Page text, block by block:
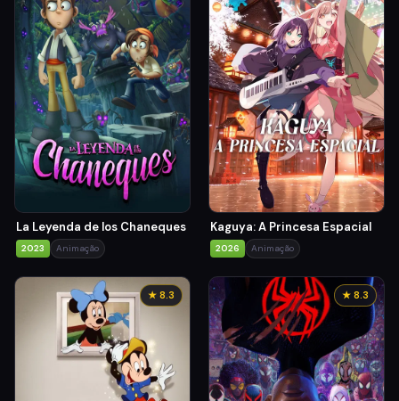
La Leyenda de los Chaneques
2023 Animação
Kaguya: A Princesa Espacial
2026 Animação
★ 8.3 ★ 8.3